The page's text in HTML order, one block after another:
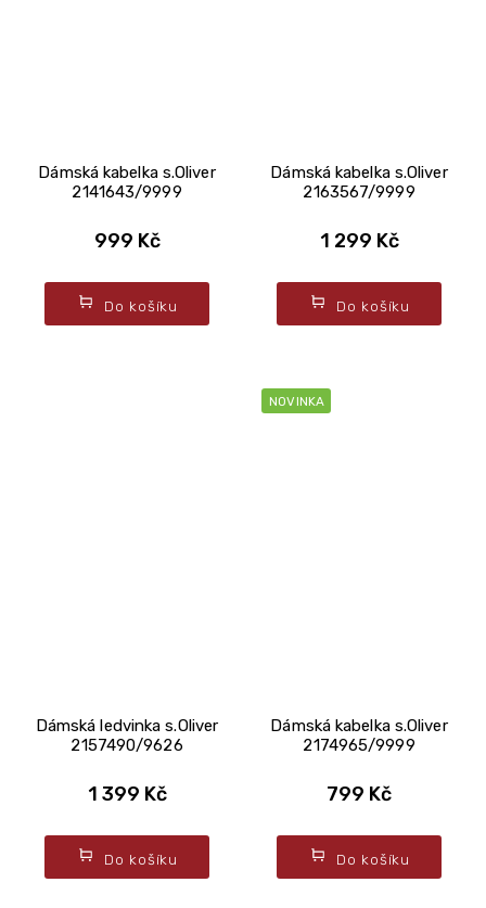
Dámská kabelka s.Oliver
2141643/9999
999 Kč
Do košíku
Dámská kabelka s.Oliver
2163567/9999
1 299 Kč
Do košíku
Dámská ledvinka s.Oliver
2157490/9626
1 399 Kč
Do košíku
NOVINKA
Dámská kabelka s.Oliver
2174965/9999
799 Kč
Do košíku